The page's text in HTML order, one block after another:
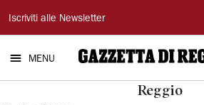
Gazzetta
di
Reggio
Iscriviti alle Newsletter
MENU
Reggio